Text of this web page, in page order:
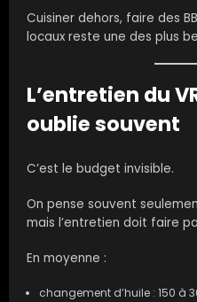
Cuisiner dehors, faire des
locaux reste une des plus
L’entretien du
oublie souvent
C’est le budget invisible.
On pense souvent
mais l’entretien doit faire
En moyenne :
changement d’huile : 150 à